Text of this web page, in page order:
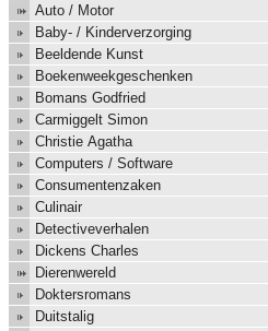
Auto / Motor
Baby- / Kinderverzorging
Beeldende Kunst
Boekenweekgeschenken
Bomans Godfried
Carmiggelt Simon
Christie Agatha
Computers / Software
Consumentenzaken
Culinair
Detectiveverhalen
Dickens Charles
Dierenwereld
Doktersromans
Duitstalig